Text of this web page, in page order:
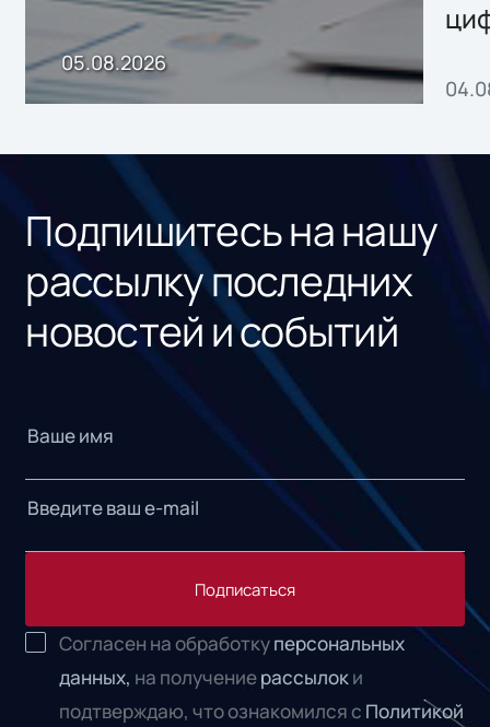
05.08.2026
Подпишитесь на нашу
рассылку последних
новостей и событий
Подписаться
Согласен на обработкуперсональных
данных, на получениерассылоки
подтверждаю, что ознакомился с Политикой